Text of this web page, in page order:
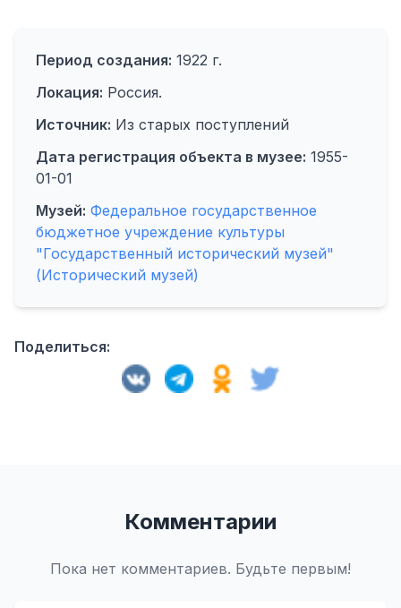
Период создания: 1922 г.
Локация: Россия.
Источник: Из старых поступлений
Дата регистрация объекта в музее: 1955-
01-01
Музей: Федеральное государственное
бюджетное учреждение культуры
"Государственный исторический музей"
(Исторический музей)
Поделиться:
Комментарии
Пока нет комментариев. Будьте первым!